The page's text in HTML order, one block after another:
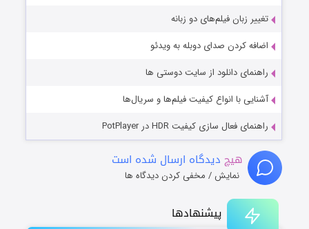
پیشنهادها
تغییر زبان فیلم‌های دو زبانه
اضافه کردن صدای دوبله به ویدئو
راهنمای دانلود از سایت دوستی ها
آشنایی با انواع کیفیت فیلم‌ها و سریال‌ها
راهنمای فعال سازی کیفیت HDR در PotPlayer
هیچ دیدگاه ارسال شده است
نمایش / مخفی کردن دیدگاه ها